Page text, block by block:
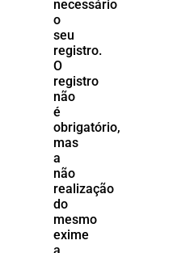
necessário
o
seu
registro.
O
registro
não
é
obrigatório,
mas
a
não
realização
do
mesmo
exime